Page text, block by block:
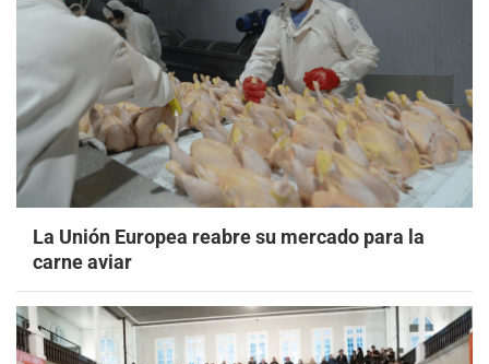
La Unión Europea reabre su mercado para la
carne aviar